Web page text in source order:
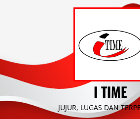
I TIME
JUJUR, LUGAS DAN